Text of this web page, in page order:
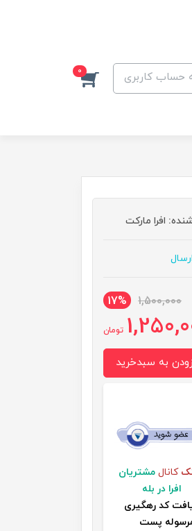
حساب کاربری 0
افرا مارکت
1,500,000
17%
تومان
کانال مشتریان
افرا در بله
کد رهگیری
پست